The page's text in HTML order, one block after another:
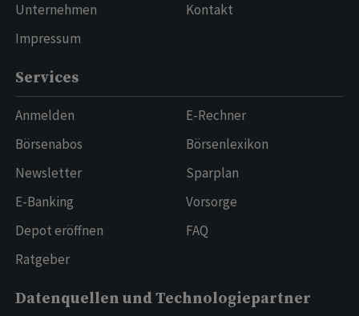
Unternehmen
Impressum
Kontakt
Services
Anmelden
Börsenabos
Newsletter
E-Banking
Depot eröffnen
Ratgeber
E-Rechner
Börsenlexikon
Sparplan
Vorsorge
FAQ
Datenquellen und Technologiepartner